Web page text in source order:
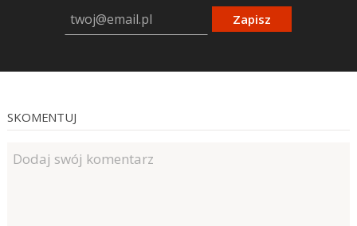
Zapisz
SKOMENTUJ